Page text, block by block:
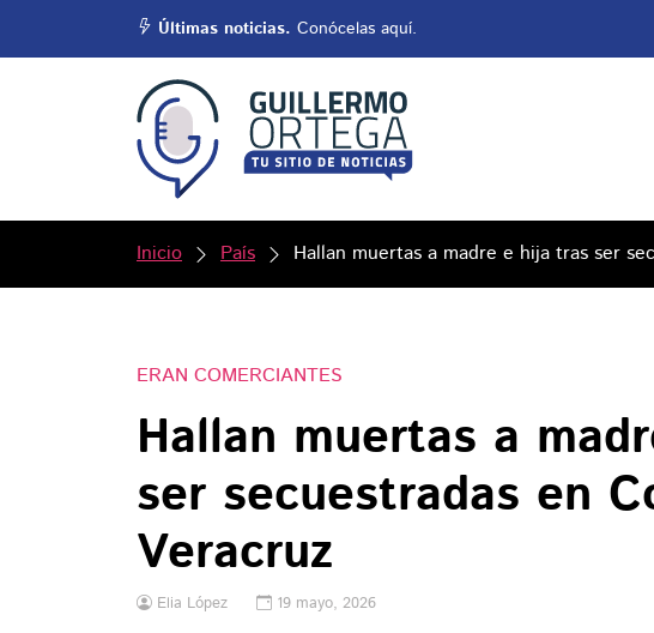
Últimas noticias. Conócelas aquí.
Inicio País Hallan muertas a madre e hija tras ser
ERAN COMERCIANTES
Hallan muertas a
ser secuestradas en
Veracruz
Elia López 19 mayo, 2026